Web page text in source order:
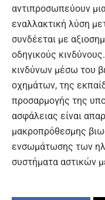
αντιπροσωπεύουν
εναλλακτική λύση
συνδέεται με
οδηγικούς
κινδύνων μέσω του
οχημάτων, της
προσαρμογής της
ασφάλειας είναι
μακροπρόθεσμης
ενσωμάτωσης των
συστήματα αστικών